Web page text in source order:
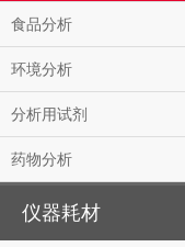
食品分析
环境分析
分析用试剂
药物分析
仪器耗材